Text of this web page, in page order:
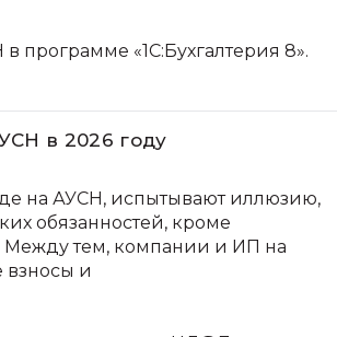
программе «1С:Бухгалтерия 8».
в 2026 году
на АУСН, испытывают иллюзию,
обязанностей, кроме
Между тем, компании и ИП на
и